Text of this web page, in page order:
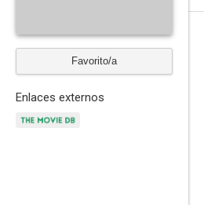
Favorito/a
Enlaces externos